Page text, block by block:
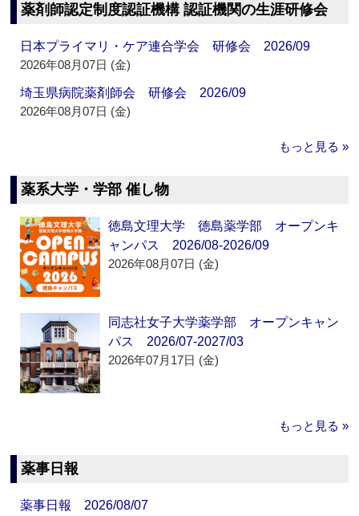
薬剤師認定制度認証機構 認証機関の生涯研修会
日本プライマリ・ケア連合学会 研修会 2026/09
2026年08月07日 (金)
埼玉県病院薬剤師会 研修会 2026/09
2026年08月07日 (金)
もっと見る »
薬系大学・学部 催し物
徳島文理大学 徳島薬学部 オープンキ
ャンパス 2026/08-2026/09
2026年08月07日 (金)
同志社女子大学薬学部 オープンキャン
パス 2026/07-2027/03
2026年07月17日 (金)
もっと見る »
薬事日報
薬事日報 2026/08/07